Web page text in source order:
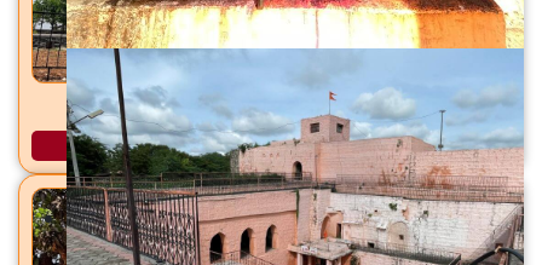
जर्सेश्वर महादेव मंदिर सांगरूण, ता. हवेली, जि. पुणे
अधिक माहिती